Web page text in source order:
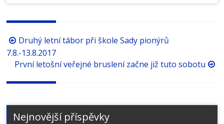
Procházení
příspěvků
Druhý letní tábor při škole Sady pionýrů
7.8.-13.8.2017
První letošní veřejné bruslení začne již tuto sobotu
Nejnovější příspěvky